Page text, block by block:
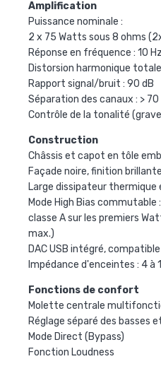
Amplification
Puissance nominale :
2 x 75 Watts sous 8 ohms
Réponse en fréquence : 10
Distorsion harmonique totale
Rapport signal/bruit : 90 dB
Séparation des canaux : > 70
Contrôle de la tonalité
Construction
Châssis et capot en tôle
Façade noire, finition
Large dissipateur thermique
Mode High Bias commutable
classe A sur les premiers
max.)
DAC USB intégré,
Impédance d'enceintes : 4 à
Fonctions de confort
Molette centrale
Réglage séparé des basses
Mode Direct (Bypass)
Fonction Loudness